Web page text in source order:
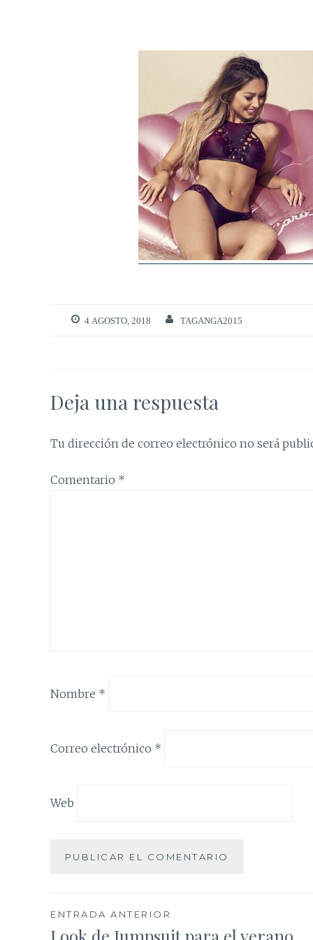
4 AGOSTO, 2018 TAGANGA2015
Deja una respuesta
Tu dirección de correo electrónico no será
Comentario *
Nombre *
Correo electrónico *
Web
Navegación
ENTRADA ANTERIOR